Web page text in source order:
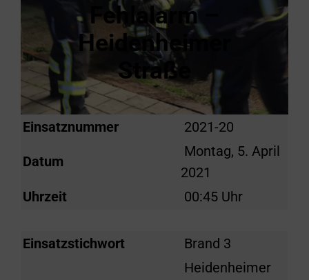
Fehlalarm –
Heidenheimer
Straße
Einsatznummer 2021-20
Datum
Montag, 5. April
2021
Uhrzeit
00:45 Uhr
Einsatzstichwort Brand 3
Heidenheimer